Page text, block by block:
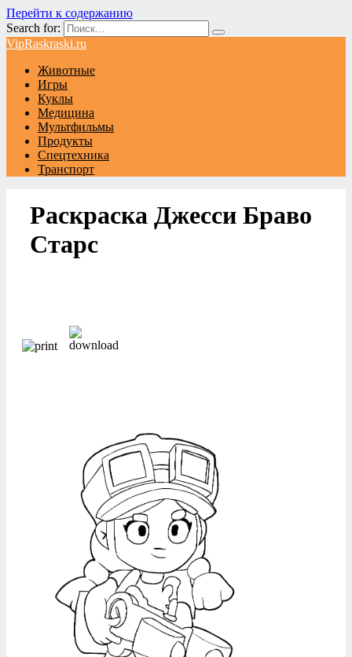
Перейти к содержанию
Search for:
VipRaskraski.ru
Животные
Игры
Куклы
Медицина
Мультфильмы
Продукты
Спецтехника
Транспорт
Раскраска Джесси Браво
Старс